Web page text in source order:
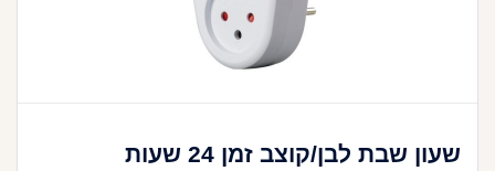
שעון שבת לבן/קוצב זמן 24 שעות